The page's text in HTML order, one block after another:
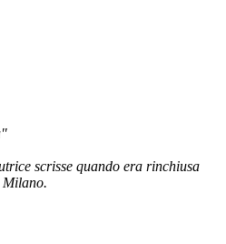
scrisse quando era rinchiusa